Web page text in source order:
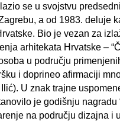
se u svojstvu
a od 1983. deluje
Bio je vezan za
arhitekata Hrvatske –
u području
i doprineo afirmaciji
U znak trajne
je godišnju nagradu
na području dizajna i